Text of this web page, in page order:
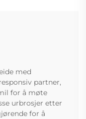
med
partner,
for å møte
urbrosjer etter
for å